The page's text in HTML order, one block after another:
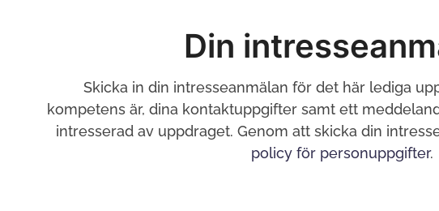
Din
Skicka in din intresseanmälan för det här lediga
kompetens är, dina kontaktuppgifter samt ett
intresserad av uppdraget. Genom att skicka din
policy för personuppgifter.